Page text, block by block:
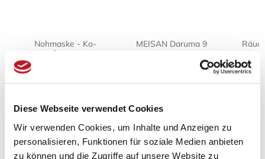
Diese Webseite verwendet Cookies
Wir verwenden Cookies, um Inhalte und Anzeigen zu
personalisieren, Funktionen für soziale Medien anbieten
zu können und die Zugriffe auf unsere Website zu
Nohmaske - Ko-
Omote
MEISAN Daruma 9
ab
Zuletzt angesehen